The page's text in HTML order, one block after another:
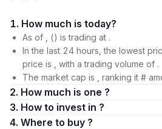
1. How much is today?
As of , () is trading at .
In the last 24 hours, the lowest
price is , with a trading volume of .
The market cap is , ranking it #
2. How much is one ?
3. How to invest in ?
4. Where to buy ?